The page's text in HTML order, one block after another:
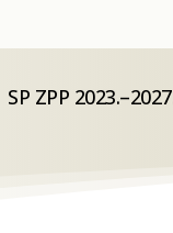
SP ZPP